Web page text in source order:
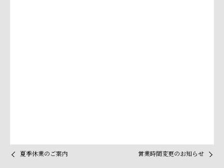
夏季休業のご案内 営業時間変更のお知らせ